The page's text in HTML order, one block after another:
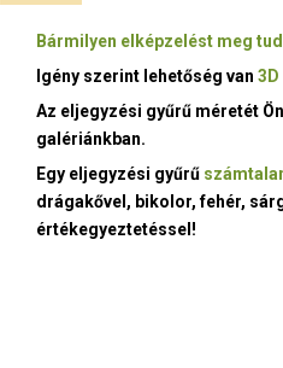
Bármilyen elképzelést meg
Igény szerint lehetőség van3D
Az eljegyzési gyűrű méretét
galériánkban.
Egy eljegyzési gyűrű
drágakővel, bikolor, fehér,
értékegyeztetéssel!